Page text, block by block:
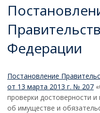
Федерации
Постановление
от 13 марта 2013 г. № 207
проверки достоверности
об имуществе и